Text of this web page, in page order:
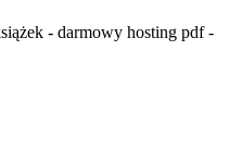
- darmowy hosting pdf -